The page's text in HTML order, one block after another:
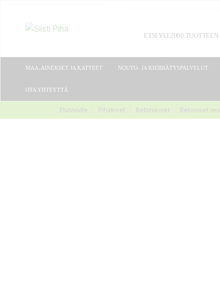
MAA-AINEKSET JA KATTEET NOUTO- JA KIERRÄTYSPALVELUT
OTA YHTEYTTÄ
Etusivulle Pihakivet Betonikivet Betoniset